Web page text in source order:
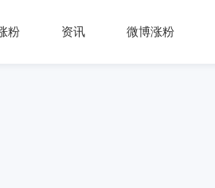
粉 资讯 微博涨粉